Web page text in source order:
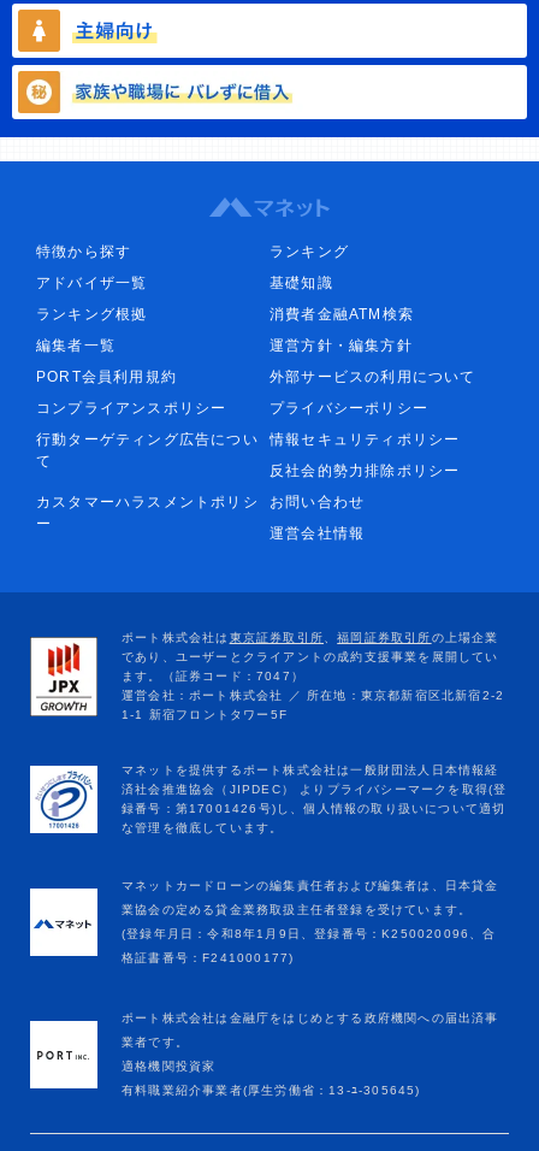
特徴から探す
ランキング
アドバイザ一覧
基礎知識
ランキング根拠
消費者金融ATM検索
編集者一覧
運営方針・編集方針
PORT会員利用規約
外部サービスの利用について
コンプライアンスポリシー
プライバシーポリシー
行動ターゲティング広告につい
て
情報セキュリティポリシー
反社会的勢力排除ポリシー
カスタマーハラスメントポリシ
ー
お問い合わせ
運営会社情報
マネットカードローンの編集責任者および編集者は、日本貸金
業協会の定める貸金業務取扱主任者登録を受けています。
(登録年月日：令和8年1月9日、登録番号：K250020096、合
格証書番号：F241000177)
ポート株式会社は金融庁をはじめとする政府機関への届出済事
業者です。
適格機関投資家
有料職業紹介事業者(厚生労働省：13-ﾕ-305645)